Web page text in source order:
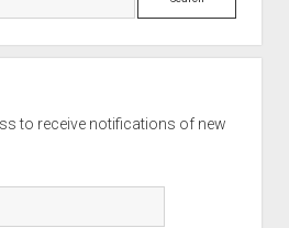
to receive notifications of new